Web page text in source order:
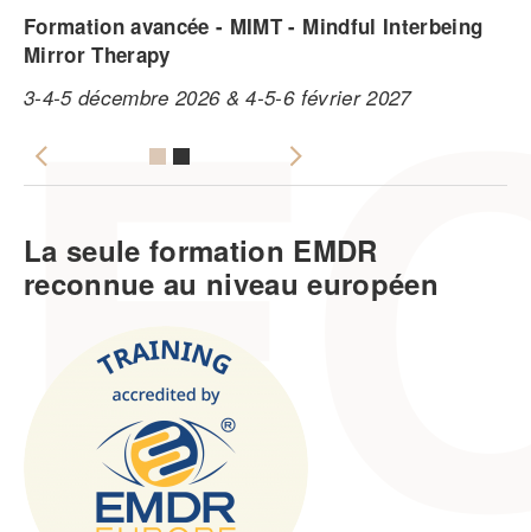
Formation avancée - MIMT - Mindful Interbeing
Mirror Therapy
3-4-5 décembre 2026 & 4-5-6 février 2027
La seule formation EMDR
reconnue au niveau européen